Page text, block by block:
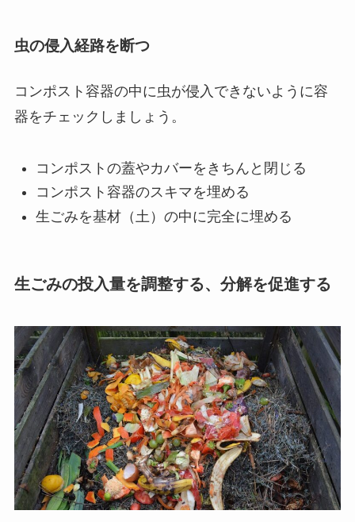
虫の侵入経路を断つ
コンポスト容器の中に虫が侵入できないように容
器をチェックしましょう。
コンポストの蓋やカバーをきちんと閉じる
コンポスト容器のスキマを埋める
生ごみを基材（土）の中に完全に埋める
生ごみの投入量を調整する、分解を促進する